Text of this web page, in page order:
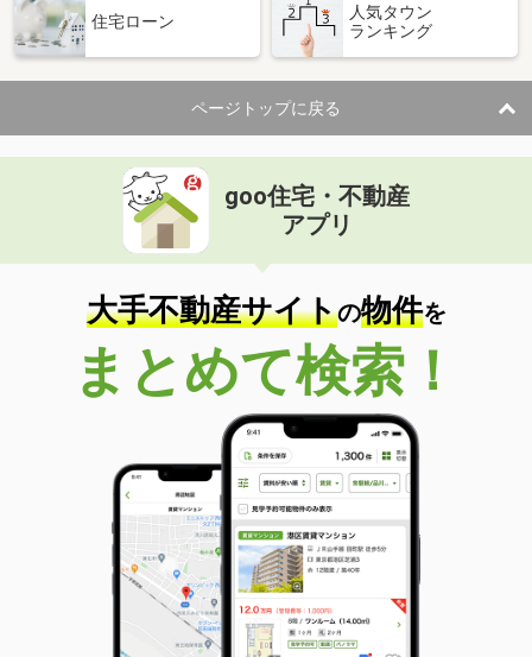
住宅ローン
人気タウン
ランキング
ページトップに戻る
goo住宅・不動産
アプリ
大手不動産サイトの物件を
まとめて検索！